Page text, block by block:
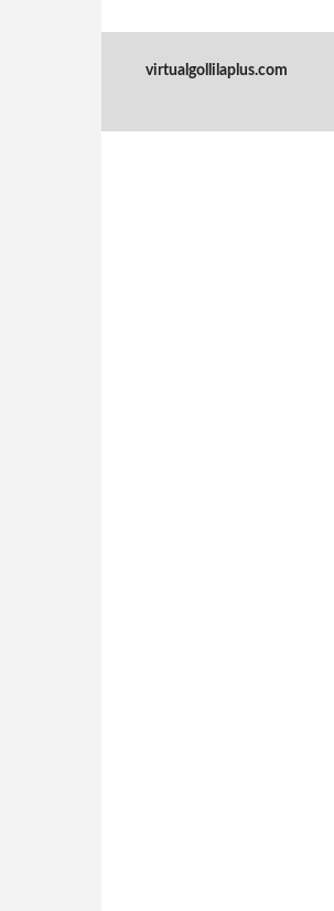
virtualgollilaplus.com